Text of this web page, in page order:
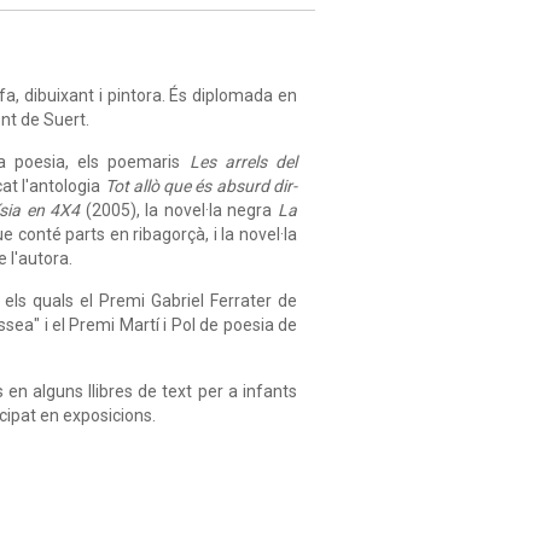
dibuixant i pintora. És diplomada en
de Suert.
poesia, els poemaris Les arrels del
l'antologia Tot allò que és absurd dir-
en 4X4(2005), la novel·la negra La
conté parts en ribagorçà, i la novel·la
l'autora.
quals el Premi Gabriel Ferrater de
i el Premi Martí i Pol de poesia de
en alguns llibres de text per a infants
en exposicions.